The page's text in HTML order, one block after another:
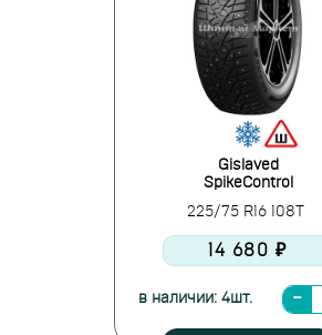
Gislaved
SpikeControl
225/75 R16 108T
14 680 ₽
в наличии: 4шт.